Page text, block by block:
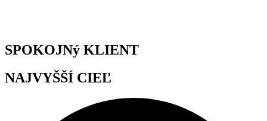
SPOKOJNý KLIENT
NAJVYŠŠÍ CIEĽ